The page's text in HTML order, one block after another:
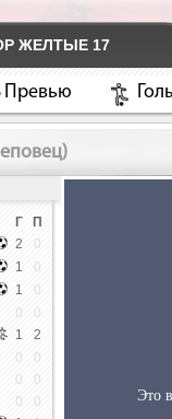
ЖЕЛТЫЕ 17
Превью
Г П
2 0
1 0
1 0
0 0
1 2
0 0
0 0
0 0